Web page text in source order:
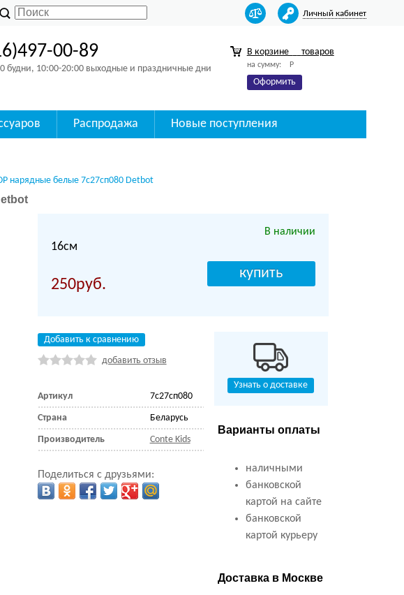
Личный кабинет
00-89
будни, 10:00-20:00 выходные и праздничные дни
В корзине товаров
на сумму: Р
Оформить
Распродажа Новые поступления
нарядные белые 7с27сп080 Detbot
В наличии
16см
250
Добавить к сравнению
добавить отзыв
Артикул 7с27сп080
Страна Беларусь
Производитель Conte Kids
Поделиться с друзьями:
Узнать о доставке
Варианты оплаты
наличными
банковской
картой на сайте
банковской
картой курьеру
Доставка в Москве